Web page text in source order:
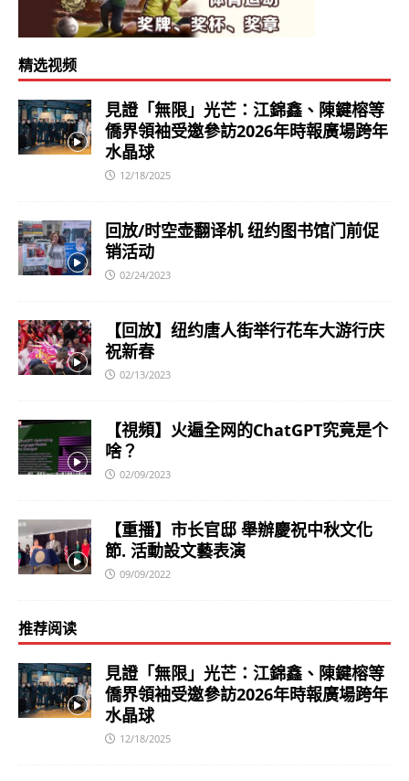
精选视频
見證「無限」光芒：江錦鑫、陳鍵榕等
僑界領袖受邀參訪2026年時報廣場跨年
水晶球
12/18/2025
回放/时空壶翻译机 纽约图书馆门前促
销活动
02/24/2023
【回放】纽约唐人街举行花车大游行庆
祝新春
02/13/2023
【視頻】火遍全网的ChatGPT究竟是个
啥？
02/09/2023
【重播】市长官邸 舉辦慶祝中秋文化
節. 活動設文藝表演
09/09/2022
推荐阅读
見證「無限」光芒：江錦鑫、陳鍵榕等
僑界領袖受邀參訪2026年時報廣場跨年
水晶球
12/18/2025